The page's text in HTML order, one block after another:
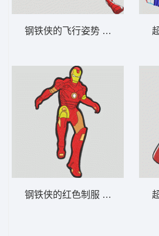
钢铁侠的飞行姿势 钢铁侠 - 红
钢铁侠的红色制服 钢铁侠 2-